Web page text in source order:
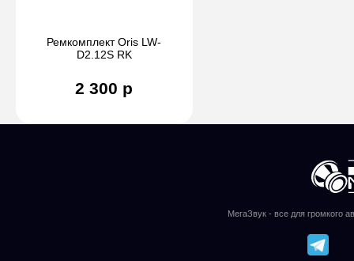
Ремкомплект Oris LW-
D2.12S RK
2 300 р
МегаЗвук - все для громкого